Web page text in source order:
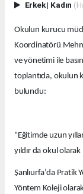
Erkek| Kadın
Okulun kurucu
Koordinatörü
ve yönetimi ile
toplantıda, okulun
bulundu:
"Eğitimde uzun
yıldır da okul
Şanlıurfa’da Pratik
Yöntem Koleji